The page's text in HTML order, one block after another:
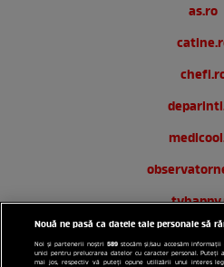
as.ro
Nouă ne pasă ca datele tale personale să
Noi și partenerii noștri589 stocăm și/sau accesăm
unici pentru prelucrarea datelor cu caracter personal. Puteți
mai jos, respectiv vă puteți opune utilizării unui interes